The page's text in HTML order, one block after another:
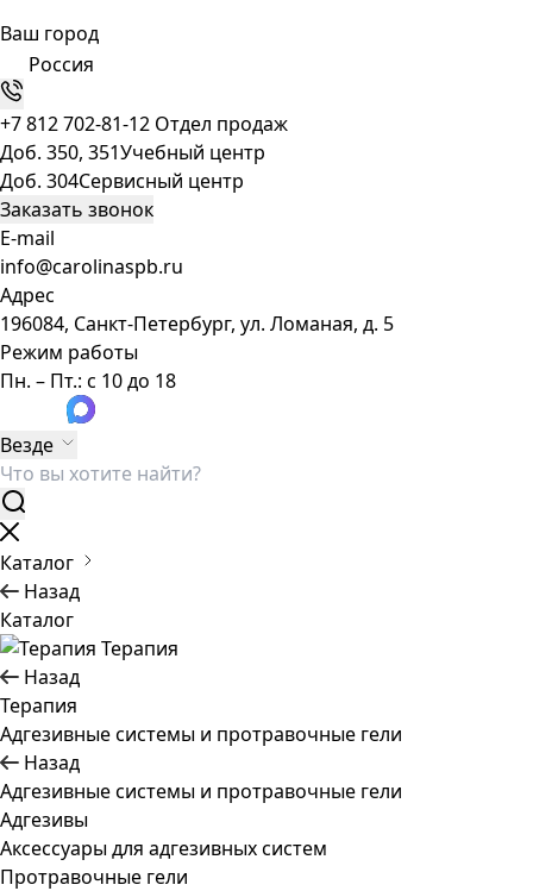
Ваш город
Россия
+7 812 702-81-12 Отдел продаж
Доб. 350, 351Учебный центр
Доб. 304Сервисный центр
Заказать звонок
E-mail
info@carolinaspb.ru
Адрес
196084, Санкт-Петербург, ул. Ломаная, д. 5
Режим работы
Пн. – Пт.: с 10 до 18
Везде
Каталог
Назад
Каталог
Терапия
Назад
Терапия
Адгезивные системы и протравочные гели
Назад
Адгезивные системы и протравочные гели
Адгезивы
Аксессуары для адгезивных систем
Протравочные гели